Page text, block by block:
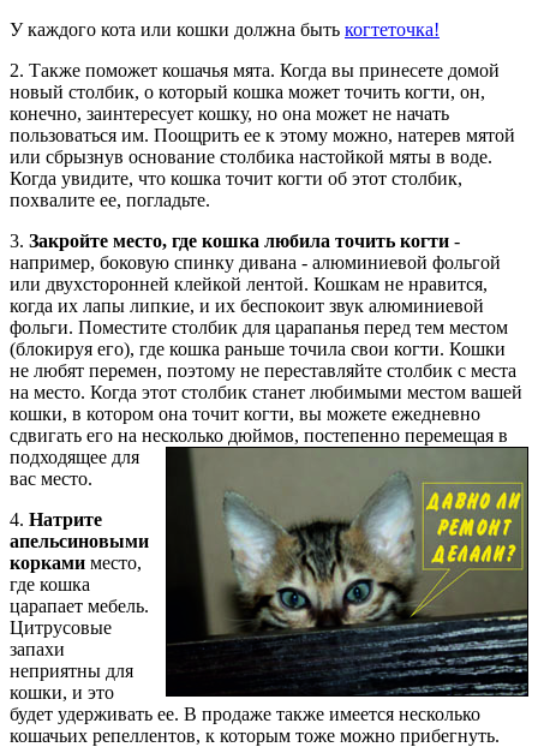
У каждого кота или кошки должна быть когтеточка!
2. Также поможет кошачья мята. Когда вы принесете домой
новый столбик, о который кошка может точить когти, он,
конечно, заинтересует кошку, но она может не начать
пользоваться им. Поощрить ее к этому можно, натерев мятой
или сбрызнув основание столбика настойкой мяты в воде.
Когда увидите, что кошка точит когти об этот столбик,
похвалите ее, погладьте.
3. Закройте место, где кошка любила точить когти -
например, боковую спинку дивана - алюминиевой фольгой
или двухсторонней клейкой лентой. Кошкам не нравится,
когда их лапы липкие, и их беспокоит звук алюминиевой
фольги. Поместите столбик для царапанья перед тем местом
(блокируя его), где кошка раньше точила свои когти. Кошки
не любят перемен, поэтому не переставляйте столбик с места
на место. Когда этот столбик станет любимыми местом вашей
кошки, в котором она точит когти, вы можете ежедневно
сдвигать его на несколько дюймов, постепенно перемещая в
подходящее для
вас место.
4. Натрите
апельсиновыми
корками место,
где кошка
царапает мебель.
Цитрусовые
запахи
неприятны для
кошки, и это
будет удерживать ее. В продаже также имеется несколько
кошачьих репеллентов, к которым тоже можно прибегнуть.